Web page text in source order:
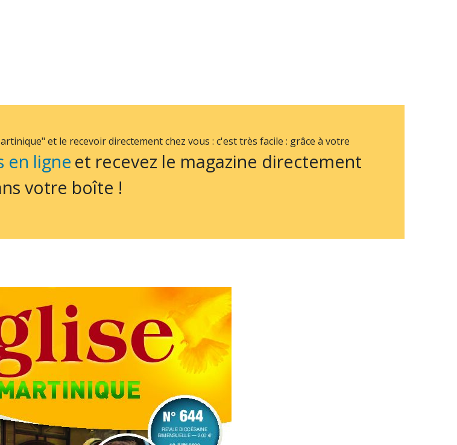
et le recevoir directement chez vous : c'est très facile : grâce à votre
en ligne et recevez le magazine directement
votre boîte !